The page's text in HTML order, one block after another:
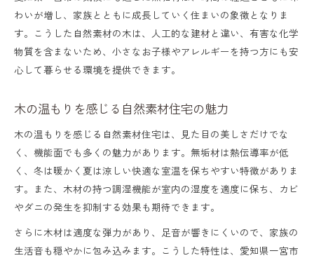
わいが増し、家族とともに成長していく住まいの象徴となりま
す。こうした自然素材の木は、人工的な建材と違い、有害な化学
物質を含まないため、小さなお子様やアレルギーを持つ方にも安
心して暮らせる環境を提供できます。
木の温もりを感じる自然素材住宅の魅力
木の温もりを感じる自然素材住宅は、見た目の美しさだけでな
く、機能面でも多くの魅力があります。無垢材は熱伝導率が低
く、冬は暖かく夏は涼しい快適な室温を保ちやすい特徴がありま
す。また、木材の持つ調湿機能が室内の湿度を適度に保ち、カビ
やダニの発生を抑制する効果も期待できます。
さらに木材は適度な弾力があり、足音が響きにくいので、家族の
生活音も穏やかに包み込みます。こうした特性は、愛知県一宮市